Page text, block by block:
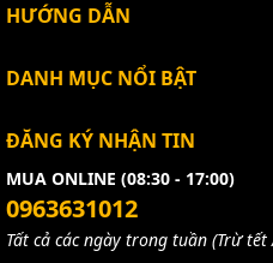
pinMode(LED_BUILTIN,
lcd.setCursor(4,0);
}
void dangerous(){
}
void loop() {
HƯỚNG DẪN
DANH MỤC NỔI BẬT
ĐĂNG KÝ NHẬN TIN
MUA ONLINE (08:30 - 17:00)
0963631012
Tất cả các ngày trong tuần (Trừ tết